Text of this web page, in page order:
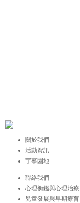
關於我們
活動資訊
宇寧園地
聯絡我們
心理衡鑑與心理治療
兒童發展與早期療育